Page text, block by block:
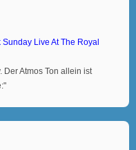
Live At The Royal
Atmos Ton allein ist